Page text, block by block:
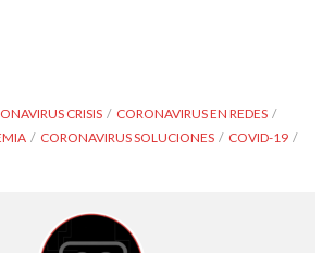
CRISIS
CORONAVIRUS EN REDES
CORONAVIRUS SOLUCIONES
COVID-19